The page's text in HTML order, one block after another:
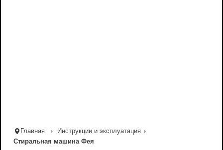
Главная
Инструкции и эксплуатация
Стиральная машина Фея